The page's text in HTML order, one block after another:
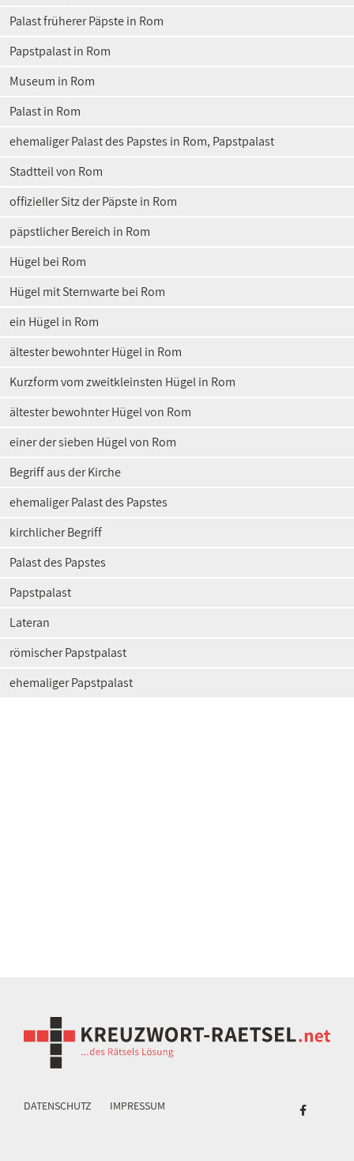
Palast früherer Päpste in Rom
Papstpalast in Rom
Museum in Rom
Palast in Rom
ehemaliger Palast des Papstes in Rom, Papstpalast
Stadtteil von Rom
offizieller Sitz der Päpste in Rom
päpstlicher Bereich in Rom
Hügel bei Rom
Hügel mit Sternwarte bei Rom
ein Hügel in Rom
ältester bewohnter Hügel in Rom
Kurzform vom zweitkleinsten Hügel in Rom
ältester bewohnter Hügel von Rom
einer der sieben Hügel von Rom
Begriff aus der Kirche
ehemaliger Palast des Papstes
kirchlicher Begriff
Palast des Papstes
Papstpalast
Lateran
römischer Papstpalast
ehemaliger Papstpalast
DATENSCHUTZ IMPRESSUM